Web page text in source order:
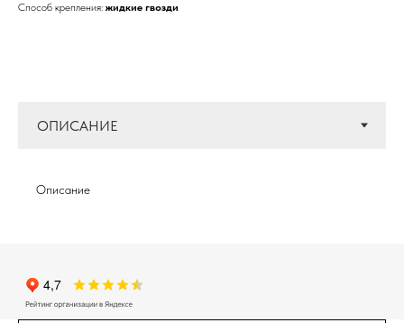
Способ крепления: жидкие гвозди
Описание